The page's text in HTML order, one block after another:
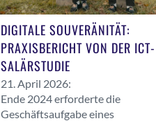
DIGITALE SOUVERÄNITÄT:
PRAXISBERICHT VON DER ICT-
SALÄRSTUDIE
21. April 2026:
Ende 2024 erforderte die
Geschäftsaufgabe eines